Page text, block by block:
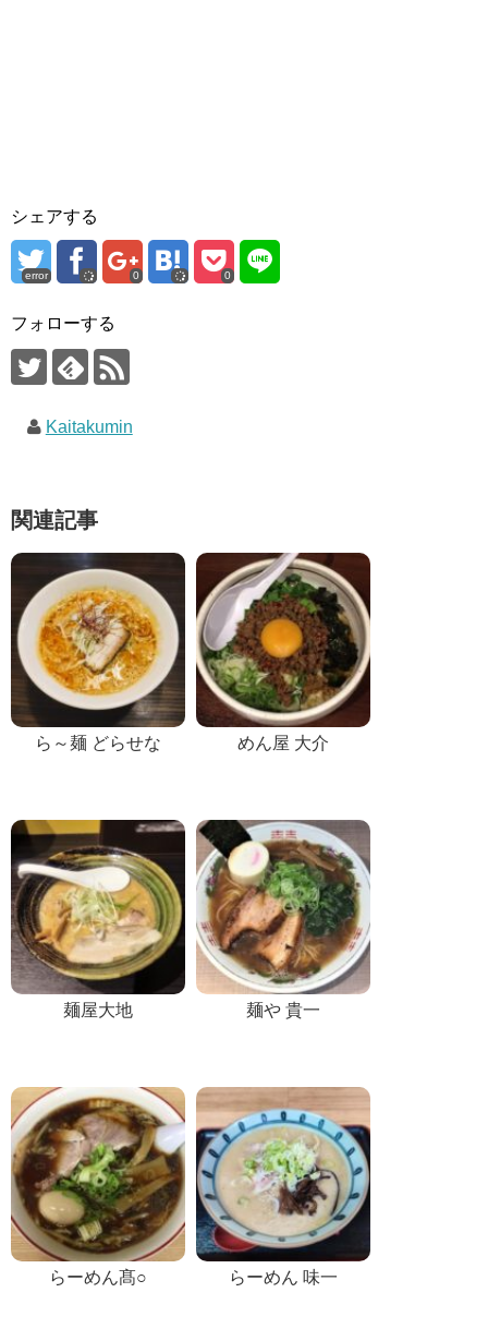
シェアする
error 0 0
フォローする
Kaitakumin
関連記事
ら～麺 どらせな めん屋 大介
麺屋大地 麺や 貴一
らーめん髙○ らーめん 味一